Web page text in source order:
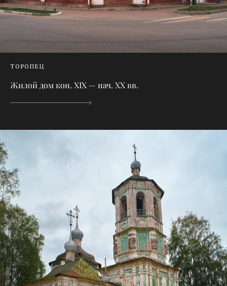
ТОРОПЕЦ
Жилой дом кон. XIX — нач. XX вв.